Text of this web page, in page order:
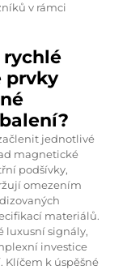
v rámci
rychlé
prvky
jednotlivé
magnetické
podšívky,
omezením
materiálů.
luxusní signály,
investice
Klíčem k úspěšné